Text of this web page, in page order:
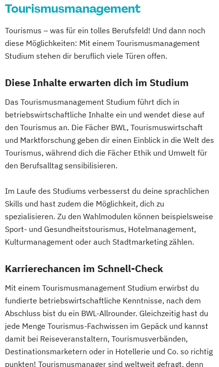
Tourismusmanagement
Tourismus – was für ein tolles Berufsfeld! Und dann noch
diese Möglichkeiten: Mit einem Tourismusmanagement
Studium stehen dir beruflich viele Türen offen.
Diese Inhalte erwarten dich im Studium
Das Tourismusmanagement Studium führt dich in
betriebswirtschaftliche Inhalte ein und wendet diese auf
den Tourismus an. Die Fächer BWL, Tourismuswirtschaft
und Marktforschung geben dir einen Einblick in die Welt des
Tourismus, während dich die Fächer Ethik und Umwelt für
den Berufsalltag sensibilisieren.
Im Laufe des Studiums verbesserst du deine sprachlichen
Skills und hast zudem die Möglichkeit, dich zu
spezialisieren. Zu den Wahlmodulen können beispielsweise
Sport- und Gesundheitstourismus, Hotelmanagement,
Kulturmanagement oder auch Stadtmarketing zählen.
Karrierechancen im Schnell-Check
Mit einem Tourismusmanagement Studium erwirbst du
fundierte betriebswirtschaftliche Kenntnisse, nach dem
Abschluss bist du ein BWL-Allrounder. Gleichzeitig hast du
jede Menge Tourismus-Fachwissen im Gepäck und kannst
damit bei Reiseveranstaltern, Tourismusverbänden,
Destinationsmarketern oder in Hotellerie und Co. so richtig
punkten! Tourismusmanager sind weltweit gefragt, denn